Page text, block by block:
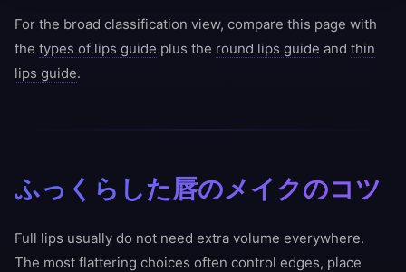
For the broad classification view, compare this page with
the types of lips guide plus the round lips guide and thin
lips guide.
ふっくらした唇のメイクのコツ
Full lips usually do not need extra volume everywhere.
The most flattering choices often control edges, place